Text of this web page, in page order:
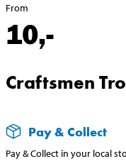
From
10,-
Craftsmen
Pay & Collect
Pay & Collect in your local